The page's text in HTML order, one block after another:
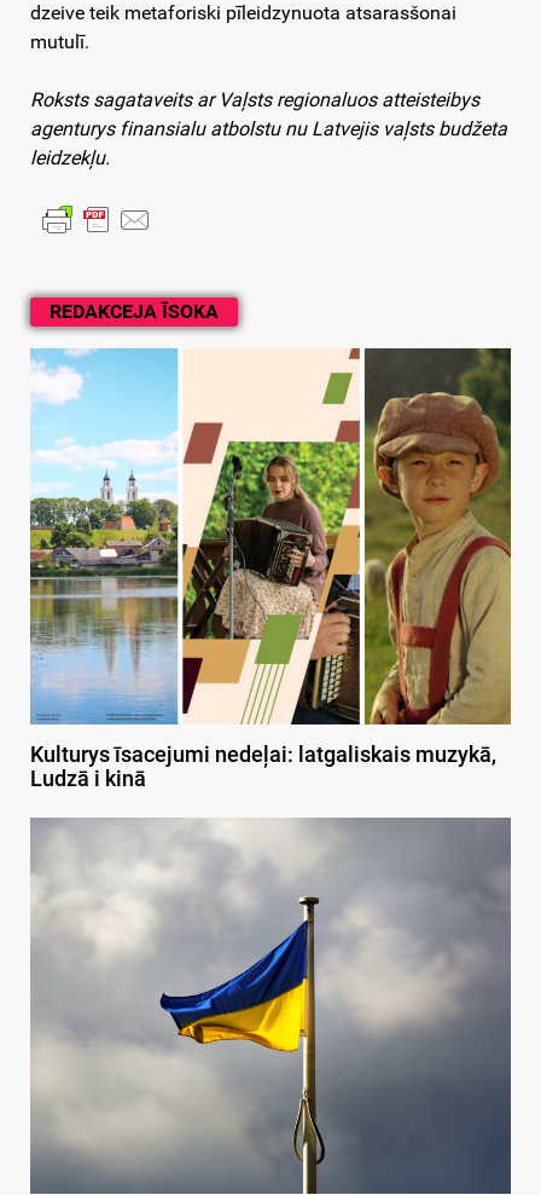
REDAKCEJA ĪSOKA
Kulturys īsacejumi nedeļai: latgaliskais muzykā,
Ludzā i kinā
dzeive teik metaforiski pīleidzynuota atsarasšonai
mutulī.
Roksts sagataveits ar Vaļsts regionaluos atteisteibys
agenturys finansialu atbolstu nu Latvejis vaļsts budžeta
leidzekļu.